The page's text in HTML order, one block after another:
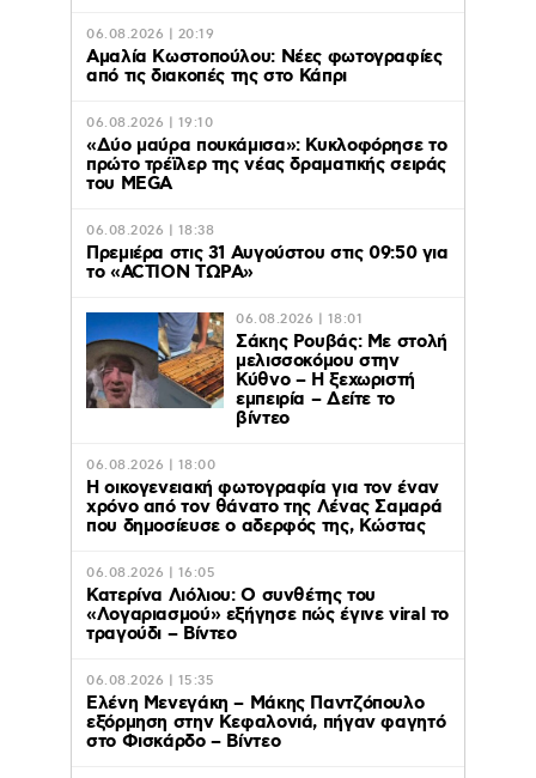
06.08.2026 | 20:19
Αμαλία Κωστοπούλου: Νέες φωτογραφίες
από τις διακοπές της στο Κάπρι
06.08.2026 | 19:10
«Δύο μαύρα πουκάμισα»: Κυκλοφόρησε το
πρώτο τρέϊλερ της νέας δραματικής σειράς
του MEGA
06.08.2026 | 18:38
Πρεμιέρα στις 31 Αυγούστου στις 09:50 για
το «ACTION ΤΩΡΑ»
06.08.2026 | 18:01
Σάκης Ρουβάς: Με στολή
μελισσοκόμου στην
Κύθνο – Η ξεχωριστή
εμπειρία – Δείτε το
βίντεο
06.08.2026 | 18:00
Η οικογενειακή φωτογραφία για τον έναν
χρόνο από τον θάνατο της Λένας Σαμαρά
που δημοσίευσε ο αδερφός της, Κώστας
06.08.2026 | 16:05
Κατερίνα Λιόλιου: Ο συνθέτης του
«Λογαριασμού» εξήγησε πώς έγινε viral το
τραγούδι – Βίντεο
06.08.2026 | 15:35
Ελένη Μενεγάκη – Μάκης Παντζόπουλο
εξόρμηση στην Κεφαλονιά, πήγαν φαγητό
στο Φισκάρδο – Βίντεο